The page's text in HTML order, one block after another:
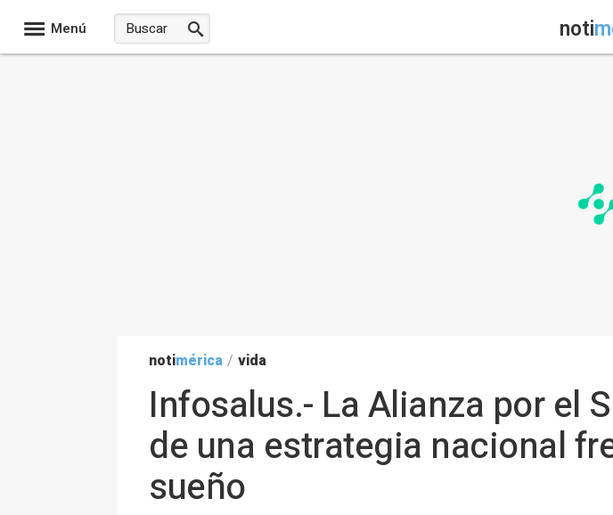
Menú noti
notimérica / vida
Infosalus.- La Alianza por el
de una estrategia nacional
sueño